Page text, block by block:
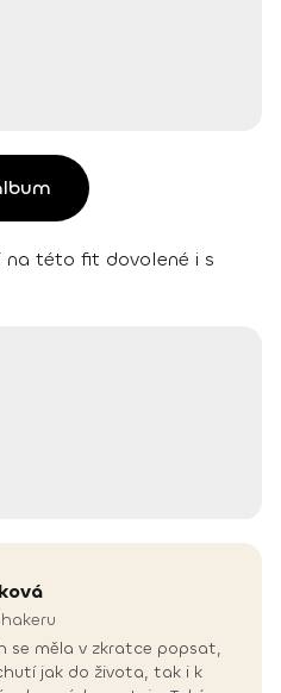
na této fit dovolené i s
se měla v zkratce popsat,
jak do života, tak i k